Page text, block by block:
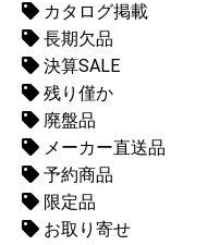
カタログ掲載
長期欠品
決算SALE
残り僅か
廃盤品
メーカー直送品
予約商品
限定品
お取り寄せ